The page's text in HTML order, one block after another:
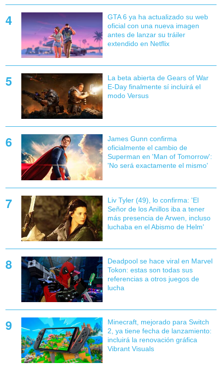
GTA 6 ya ha actualizado su web
oficial con una nueva imagen
antes de lanzar su tráiler
extendido en Netflix
La beta abierta de Gears of War
E-Day finalmente sí incluirá el
modo Versus
James Gunn confirma
oficialmente el cambio de
Superman en 'Man of Tomorrow':
'No será exactamente el mismo'
Liv Tyler (49), lo confirma: 'El
Señor de los Anillos iba a tener
más presencia de Arwen, incluso
luchaba en el Abismo de Helm'
Deadpool se hace viral en Marvel
Tokon: estas son todas sus
referencias a otros juegos de
lucha
Minecraft, mejorado para Switch
2, ya tiene fecha de lanzamiento:
incluirá la renovación gráfica
Vibrant Visuals